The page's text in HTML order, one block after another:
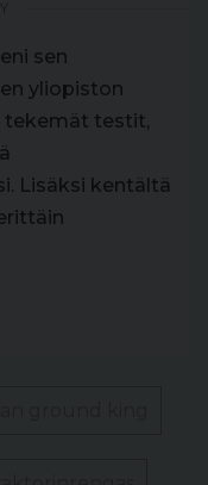
sen
yliopiston
tekemät testit,
Lisäksi kentältä